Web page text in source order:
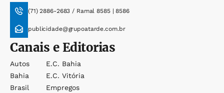
(71) 2886-2683 / Ramal 8585 | 8586
publicidade@grupoatarde.com.br
Canais e Editorias
Autos
Bahia
Brasil
E.c. Bahia
E.c. Vitória
Empregos